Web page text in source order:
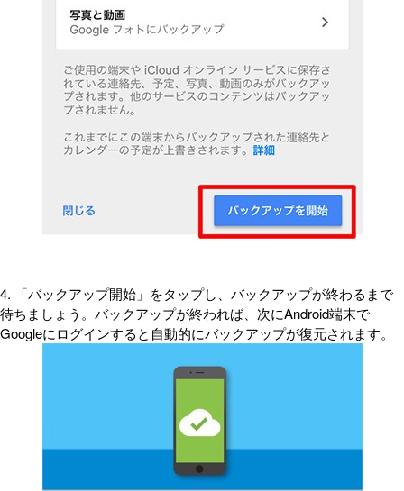
4. 「バックアップ開始」をタップし、バックアップが終わるまで
待ちましょう。バックアップが終われば、次にAndroid端末で
Googleにログインすると自動的にバックアップが復元されます。